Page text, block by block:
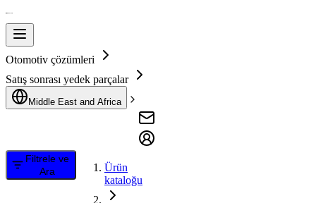
Otomotiv çözümleri
Satış sonrası yedek parçalar
Middle East and Africa
Filtrele ve
Ara
Ürün
kataloğu